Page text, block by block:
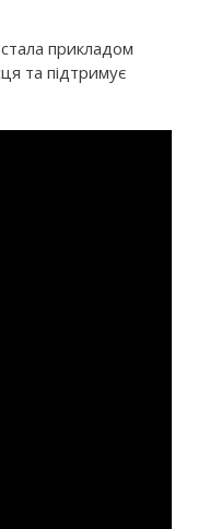
прикладом
та підтримує